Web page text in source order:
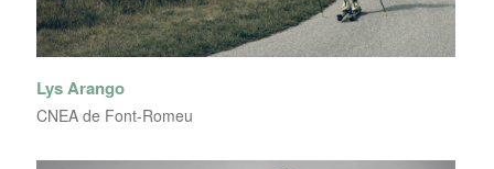
Lys Arango
CNEA de Font-Romeu